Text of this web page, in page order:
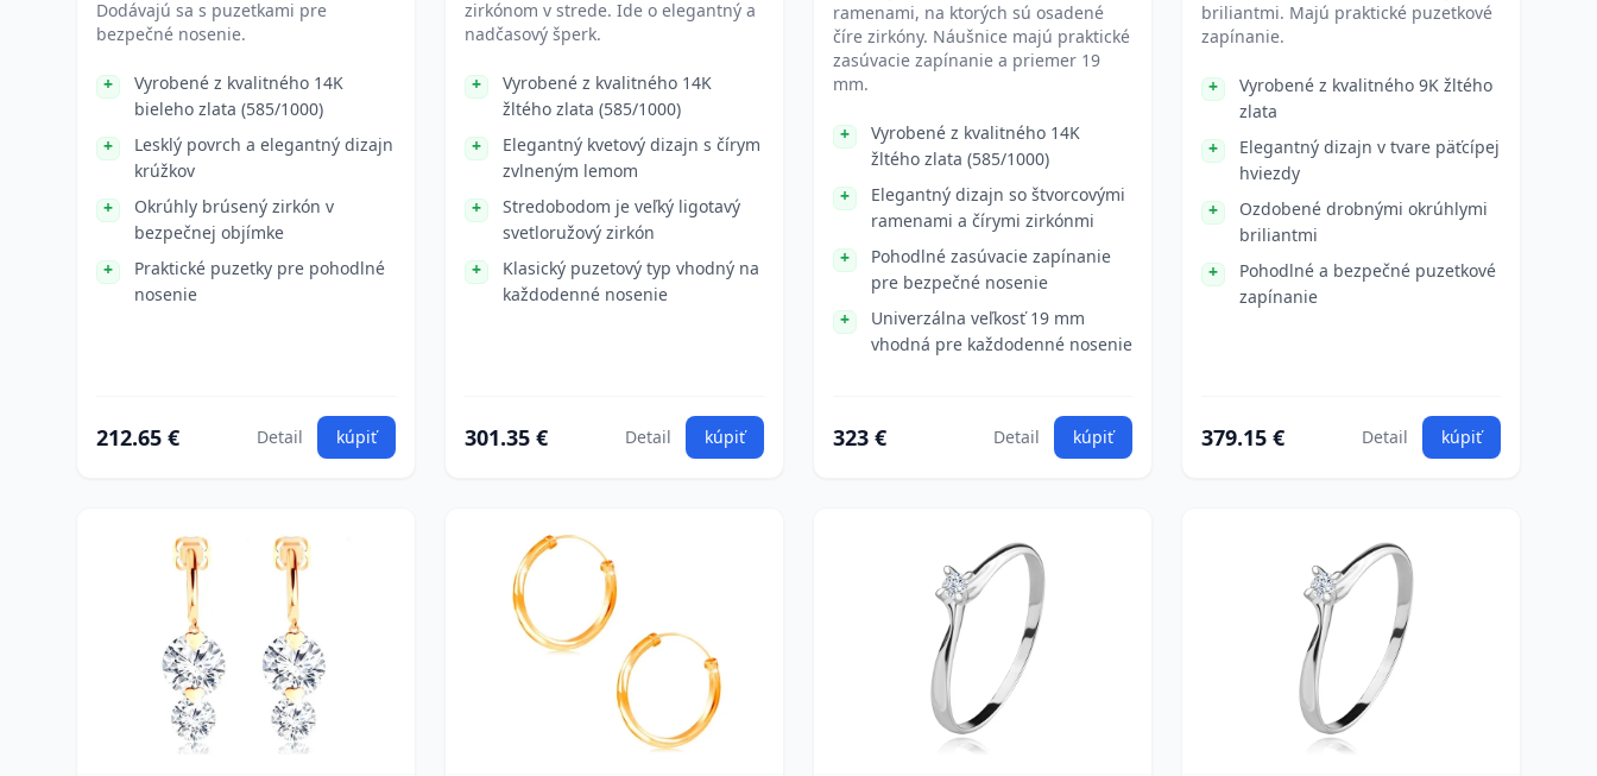
Dodávajú sa s puzetkami pre
bezpečné nosenie.
Vyrobené z kvalitného 14K
bieleho zlata (585/1000)
Lesklý povrch a elegantný dizajn
krúžkov
Okrúhly brúsený zirkón v
bezpečnej objímke
Praktické puzetky pre pohodlné
nosenie
212.65 € Detail kúpiť
zirkónom v strede. Ide o elegantný a
nadčasový šperk.
Vyrobené z kvalitného 14K
žltého zlata (585/1000)
Elegantný kvetový dizajn s čírym
zvlneným lemom
Stredobodom je veľký ligotavý
svetloružový zirkón
Klasický puzetový typ vhodný na
každodenné nosenie
301.35 € Detail kúpiť
ramenami, na ktorých sú osadené
číre zirkóny. Náušnice majú praktické
zasúvacie zapínanie a priemer 19
mm.
Vyrobené z kvalitného 14K
žltého zlata (585/1000)
Elegantný dizajn so štvorcovými
ramenami a čírymi zirkónmi
Pohodlné zasúvacie zapínanie
pre bezpečné nosenie
Univerzálna veľkosť 19 mm
vhodná pre každodenné nosenie
323 € Detail kúpiť
briliantmi. Majú praktické puzetkové
zapínanie.
Vyrobené z kvalitného 9K žltého
zlata
Elegantný dizajn v tvare päťcípej
hviezdy
Ozdobené drobnými okrúhlymi
briliantmi
Pohodlné a bezpečné puzetkové
zapínanie
379.15 € Detail kúpiť